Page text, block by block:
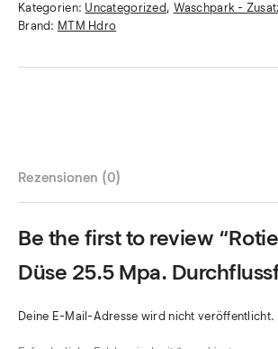
Kategorien: Uncategorized , Waschpark -
Brand: MTM Hdro
Rezensionen (0)
Be the first to review
Düse 25.5 Mpa.
Deine E-Mail-Adresse wird nicht veröffentlicht.